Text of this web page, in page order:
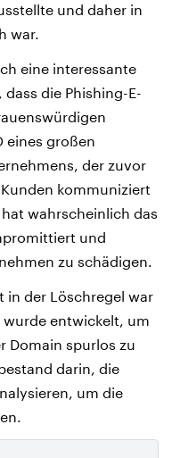
und daher in
war.
eine interessante
die Phishing-E-
eines großen
der zuvor
kommuniziert
wahrscheinlich das
und
zu schädigen.
in der Löschregel war
wurde entwickelt, um
Domain spurlos zu
darin, die
um die